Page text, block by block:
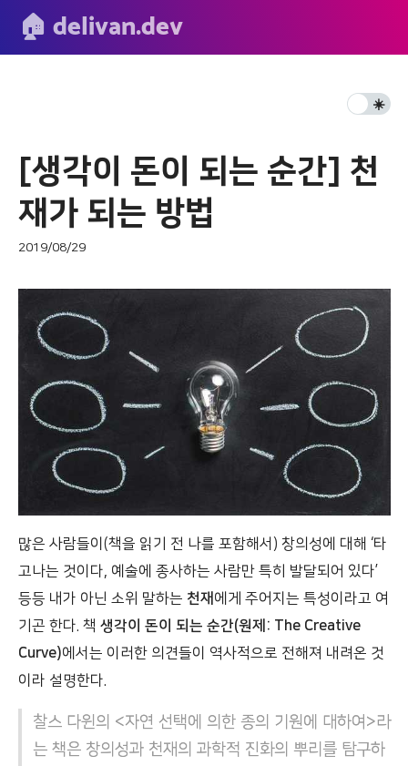
🏠 delivan.dev
☀️️
[생각이 돈이 되는 순간] 천
재가 되는 방법
2019/08/29
많은 사람들이(책을 읽기 전 나를 포함해서) 창의성에 대해 ‘타
고나는 것이다, 예술에 종사하는 사람만 특히 발달되어 있다’
등등 내가 아닌 소위 말하는 천재 에게 주어지는 특성이라고 여
기곤 한다. 책 생각이 돈이 되는 순간(원제: The Creative
Curve)에서는 이러한 의견들이 역사적으로 전해져 내려온 것
이라 설명한다.
찰스 다윈의 <자연 선택에 의한 종의 기원에 대하여>라
는 책은 창의성과 천재의 과학적 진화의 뿌리를 탐구하